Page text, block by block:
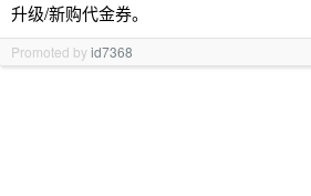
升级/新购代金券。
Promoted byid7368